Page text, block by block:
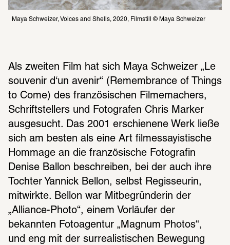
Maya Schweizer, Voices and Shells, 2020, Filmstill © Maya Schweizer
Als zweiten Film hat sich Maya Schweizer „Le
souvenir d‘un avenir“ (Remembrance of Things
to Come) des französischen Filmemachers,
Schriftstellers und Fotografen Chris Marker
ausgesucht. Das 2001 erschienene Werk ließe
sich am besten als eine Art filmessayistische
Hommage an die französische Fotografin
Denise Ballon beschreiben, bei der auch ihre
Tochter Yannick Bellon, selbst Regisseurin,
mitwirkte. Bellon war Mitbegründerin der
„Alliance-Photo“, einem Vorläufer der
bekannten Fotoagentur „Magnum Photos“,
und eng mit der surrealistischen Bewegung